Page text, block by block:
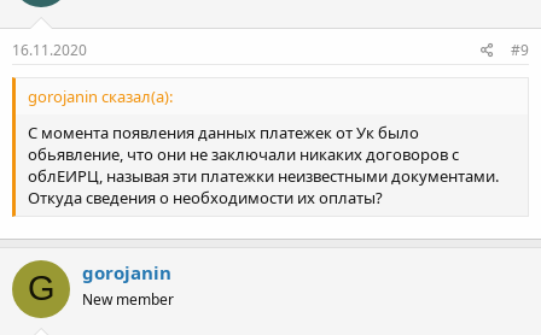
16.11.2020 #9
gorojanin сказал(а):
С момента появления данных платежек от Ук было
обьявление, что они не заключали никаких договоров с
облЕИРЦ, называя эти платежки неизвестными документами.
Откуда сведения о необходимости их оплаты?
G gorojanin
New member